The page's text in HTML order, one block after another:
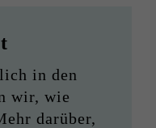
in den
wir, wie
darüber,